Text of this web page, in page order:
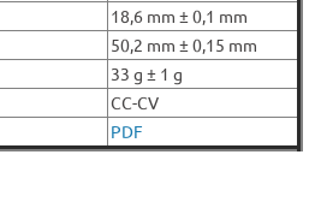
18,6 mm ± 0,1 mm
50,2 mm ± 0,15 mm
33 g ± 1 g
CC-CV
PDF